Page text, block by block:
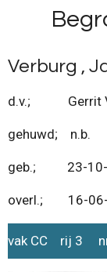
naar
de
hoofdinhoud
Verburg ,
d.v.; Gerrit
gehuwd; n.b.
geb.; 23-10-
overl.; 16-06-
vak CC rij 3